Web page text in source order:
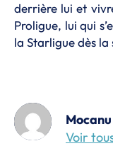
derrière lui et
Proligue, lui qui
la Starligue dès la
Mocanu
Voir